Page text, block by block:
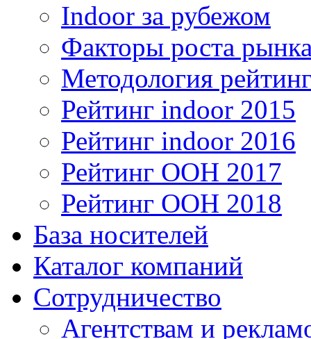
Indoor за рубежом
Факторы роста
Методология
Рейтинг indoor 2015
Рейтинг indoor 2016
Рейтинг OOH 2017
Рейтинг OOH 2018
База носителей
Каталог компаний
Сотрудничество
Агентствам и